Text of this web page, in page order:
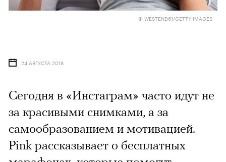
© WESTEND61/GETTY IMAGES
24 АВГУСТА 2018
Сегодня в «Инстаграм» часто идут не
за красивыми снимками, а за
самообразованием и мотивацией.
Pink рассказывает о бесплатных